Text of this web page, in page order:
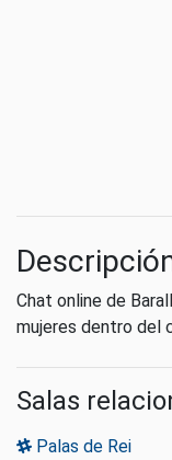
Chat online de
mujeres dentro del
Salas
Palas de Rei